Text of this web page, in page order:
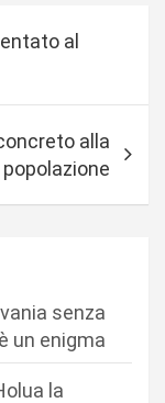
al
alla
popolazione
senza
un enigma
la